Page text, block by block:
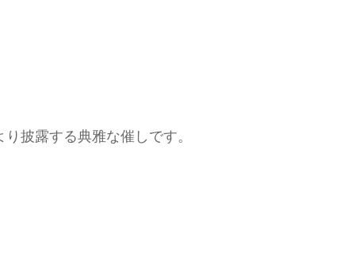
披露する典雅な催しです。